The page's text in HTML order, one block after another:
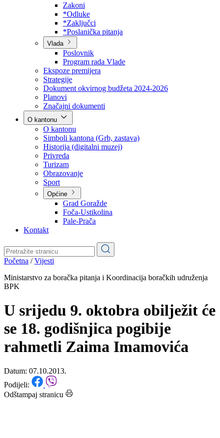
Poslovnik
Program rada Skupštine
Budžet 2026
Zakoni
*Odluke
*Zaključci
*Poslanička pitanja
Vlada
Poslovnik
Program rada Vlade
Ekspoze premijera
Strategije
Dokument okvirnog budžeta 2024-2026
Planovi
Značajni dokumenti
O kantonu
O kantonu
Simboli kantona (Grb, zastava)
Historija (digitalni muzej)
Privreda
Turizam
Obrazovanje
Općine
Pale-Prača
Kontakt
Početna
Ministarstvo za boračka pitanja i Koordinacija boračkih udruženja
BPK
U srijedu 9. oktobra obilježit će
se 18. godišnjica pogibije
rahmetli Zaima Imamovića
Datum: 07.10.2013.